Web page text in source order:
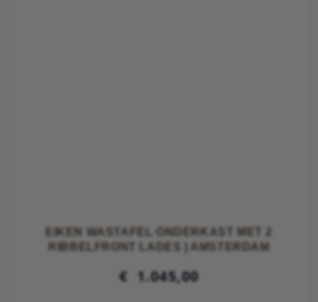
EIKEN WASTAFEL ONDERKAST MET 2
RIBBELFRONT LADES | AMSTERDAM
€ 1.045,00